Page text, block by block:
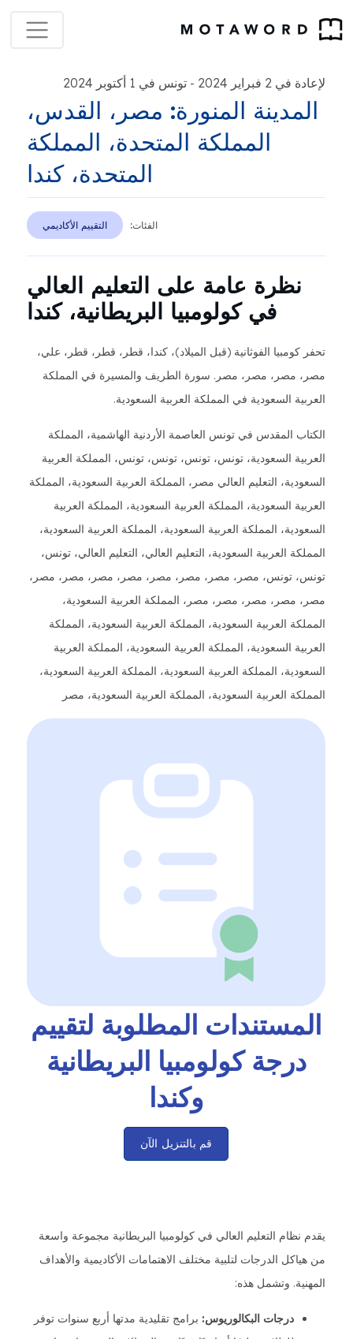
لإعادة في 2 فبراير 2024 - تونس في 1 أكتوبر 2024
المدينة المنورة: مصر، القدس،
المملكة المتحدة، المملكة
المتحدة، كندا
الفئات: التقييم الأكاديمي
نظرة عامة على التعليم العالي
في كولومبيا البريطانية، كندا
تحفر كومبيا الفوثانية (قبل الميلاد)، كندا، قطر، قطر، قطر، علي،
مصر، مصر، مصر، مصر. سورة الطريف والمسيرة في المملكة
العربية السعودية في المملكة العربية السعودية.
الكتاب المقدس في تونس العاصمة الأردنية الهاشمية، المملكة
العربية السعودية، تونس، تونس، تونس، تونس، المملكة العربية
السعودية، التعليم العالي مصر، المملكة العربية السعودية، المملكة
العربية السعودية، المملكة العربية السعودية، المملكة العربية
السعودية، المملكة العربية السعودية، المملكة العربية السعودية،
المملكة العربية السعودية، التعليم العالي، التعليم العالي، تونس،
تونس، تونس، مصر، مصر، مصر، مصر، مصر، مصر، مصر، مصر،
مصر، مصر، مصر، مصر، مصر، المملكة العربية السعودية،
المملكة العربية السعودية، المملكة العربية السعودية، المملكة
العربية السعودية، المملكة العربية السعودية، المملكة العربية
السعودية، المملكة العربية السعودية، المملكة العربية السعودية،
المملكة العربية السعودية، المملكة العربية السعودية، مصر
المستندات المطلوبة لتقييم
درجة كولومبيا البريطانية
وكندا
قم بالتنزيل الآن
يقدم نظام التعليم العالي في كولومبيا البريطانية مجموعة واسعة
من هياكل الدرجات لتلبية مختلف الاهتمامات الأكاديمية والأهداف
المهنية. وتشمل هذه:
درجات البكالوريوس: برامج تقليدية مدتها أربع سنوات توفر